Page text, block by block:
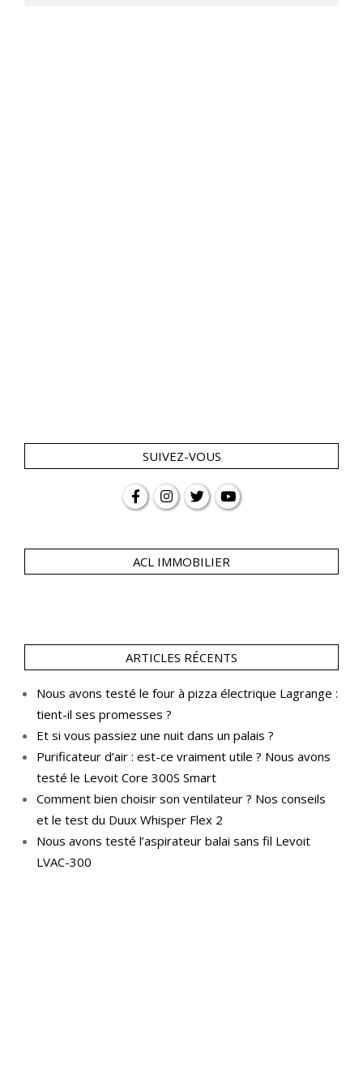
SUIVEZ-VOUS
ACL IMMOBILIER
ARTICLES RÉCENTS
Nous avons testé le four à pizza électrique Lagrange :
tient-il ses promesses ?
Et si vous passiez une nuit dans un palais ?
Purificateur d’air : est-ce vraiment utile ? Nous avons
testé le Levoit Core 300S Smart
Comment bien choisir son ventilateur ? Nos conseils
et le test du Duux Whisper Flex 2
Nous avons testé l’aspirateur balai sans fil Levoit
LVAC-300